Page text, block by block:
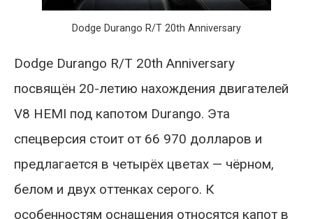
Dodge Durango R/T 20th Anniversary
Dodge Durango R/T 20th Anniversary
посвящён 20-летию нахождения двигателей
V8 HEMI под капотом Durango. Эта
спецверсия стоит от 66 970 долларов и
предлагается в четырёх цветах — чёрном,
белом и двух оттенках серого. К
особенностям оснащения относятся капот в